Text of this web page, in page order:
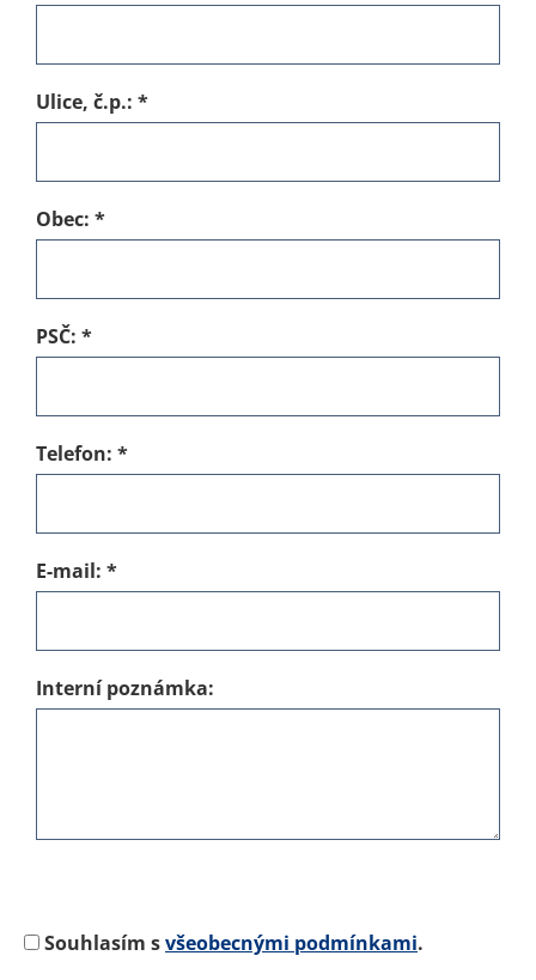
Ulice, č.p.: *
Obec: *
PSČ: *
Telefon: *
E-mail: *
Interní poznámka:
Souhlasím svšeobecnými podmínkami.